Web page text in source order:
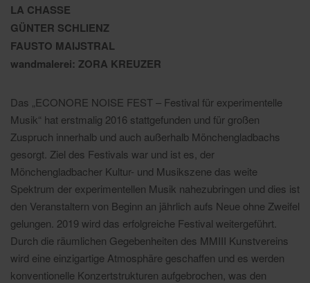
LA CHASSE
GÜNTER SCHLIENZ
FAUSTO MAIJSTRAL
wandmalerei: ZORA KREUZER
Das „ECONORE NOISE FEST – Festival für experimentelle
Musik“ hat erstmalig 2016 stattgefunden und für großen
Zuspruch innerhalb und auch außerhalb Mönchengladbachs
gesorgt. Ziel des Festivals war und ist es, der
Mönchengladbacher Kultur- und Musikszene das weite
Spektrum der experimentellen Musik nahezubringen und dies ist
den Veranstaltern von Beginn an jährlich aufs Neue ohne Zweifel
gelungen. 2019 wird das erfolgreiche Festival weitergeführt.
Durch die räumlichen Gegebenheiten des MMIII Kunstvereins
wird eine einzigartige Atmosphäre geschaffen und es werden
konventionelle Konzertstrukturen aufgebrochen, was den